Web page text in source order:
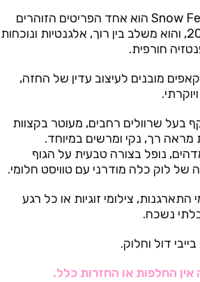
דגם Snow Feather Romance הוא אחד הפריטים הזוהרים
של קולקציית חורף 2026, והוא משלב בין רוך, אלגנטיות ונוכחות
חורפית.
מובנים לעיצוב עדין של החזה,
בעל שרוולים רחבים, מעוטר בקצוות
מראה רך, נקי ומרשים במיוחד.
נופל בצורה טבעית על הגוף
לוק כלה מודרני עם טוויסט חלומי.
צילומי זוגיות או כל רגע
נשכח.
החלפות או החזרות כלל.